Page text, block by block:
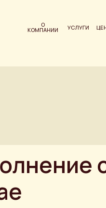
О
КОМПАНИИ УСЛУГИ